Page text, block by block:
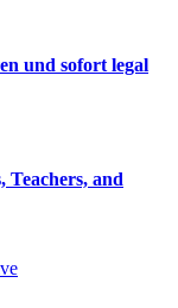
und sofort legal
Teachers, and